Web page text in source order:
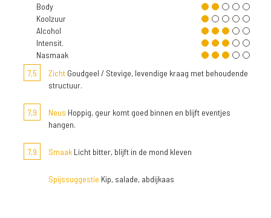
Body
Koolzuur
Alcohol
Intensit.
Nasmaak
7,5
Zicht Goudgeel / Stevige, levendige kraag met behoudende
structuur.
7,9 Neus Hoppig, geur komt goed binnen en blijft eventjes
hangen.
7,9 Smaak Licht bitter, blijft in de mond kleven
Spijssuggestie Kip, salade, abdijkaas